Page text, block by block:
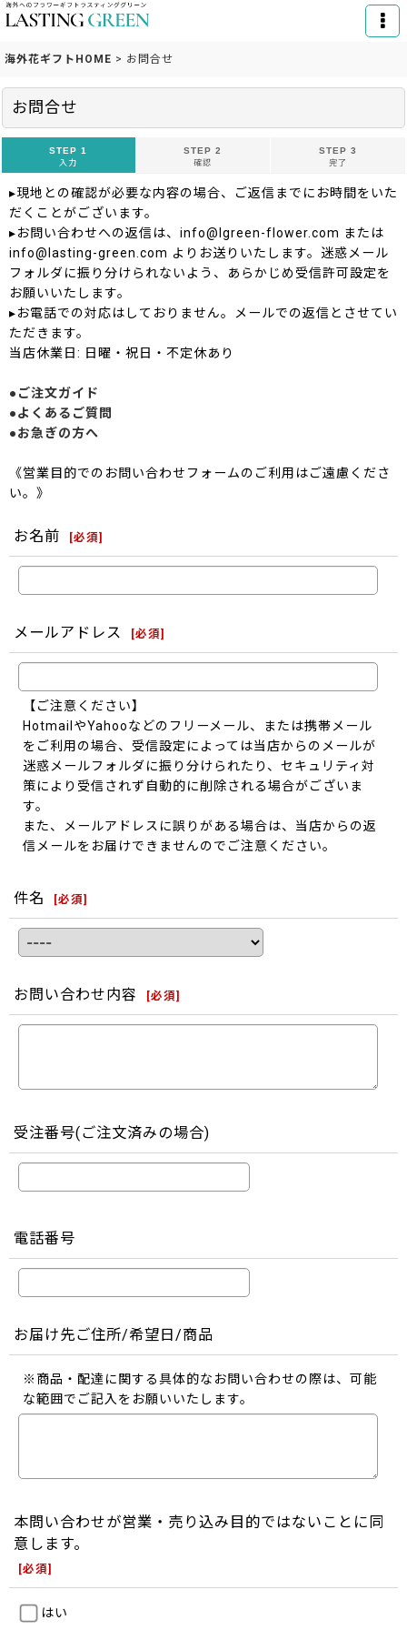
海外花ギフトHOME > お問合せ
お問合せ
STEP 1
入力
STEP 2
確認
STEP 3
完了
▸現地との確認が必要な内容の場合、ご返信までにお時間をいた
だくことがございます。
▸お問い合わせへの返信は、info@lgreen-flower.com または
info@lasting-green.com よりお送りいたします。迷惑メール
フォルダに振り分けられないよう、あらかじめ受信許可設定を
お願いいたします。
▸お電話での対応はしておりません。メールでの返信とさせてい
ただきます。
当店休業日: 日曜・祝日・不定休あり
●ご注文ガイド
●よくあるご質問
●お急ぎの方へ
《営業目的でのお問い合わせフォームのご利用はご遠慮くださ
い。》
お名前 [必須]
メールアドレス [必須]
【ご注意ください】
HotmailやYahooなどのフリーメール、または携帯メール
をご利用の場合、受信設定によっては当店からのメールが
迷惑メールフォルダに振り分けられたり、セキュリティ対
策により受信されず自動的に削除される場合がございま
す。
また、メールアドレスに誤りがある場合は、当店からの返
信メールをお届けできませんのでご注意ください。
件名 [必須]
お問い合わせ内容 [必須]
受注番号(ご注文済みの場合)
電話番号
お届け先ご住所/希望日/商品
※商品・配達に関する具体的なお問い合わせの際は、可能
な範囲でご記入をお願いいたします。
本問い合わせが営業・売り込み目的ではないことに同
意します。
[必須]
はい